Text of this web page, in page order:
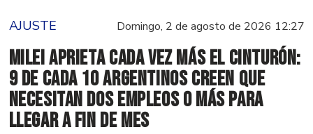
AJUSTE Domingo, 2 de agosto de 2026 12:27
Milei aprieta cada vez más el cinturón:
9 de cada 10 argentinos creen que
necesitan dos empleos o más para
llegar a fin de mes